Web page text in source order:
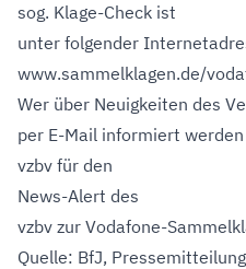
sog. Klage-Check ist
unter folgender
www.sammelklagen.de/
Wer über Neuigkeiten des
per E-Mail informiert
vzbv für den
News-Alert des
vzbv zur Vodafone-
Quelle: BfJ,